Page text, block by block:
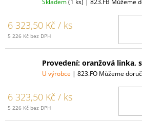
6 323,50 Kč / ks
5 226 Kč bez DPH
Provedení: oranžová linka,
U výrobce | 823.FO Můžeme
6 323,50 Kč / ks
5 226 Kč bez DPH